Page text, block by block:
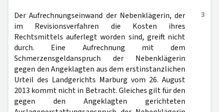
3
Der Aufrechnungseinwand der Nebenklägerin, der
im Revisionsverfahren die Kosten ihres
Rechtsmittels auferlegt worden sind, greift nicht
durch. Eine Aufrechnung mit dem
Schmerzensgeldanspruch der Nebenklägerin
gegen den Angeklagten aus dem erstinstanzlichen
Urteil des Landgerichts Marburg vom 26. August
2013 kommt nicht in Betracht. Gleiches gilt für den
gegen den Angeklagten gerichteten